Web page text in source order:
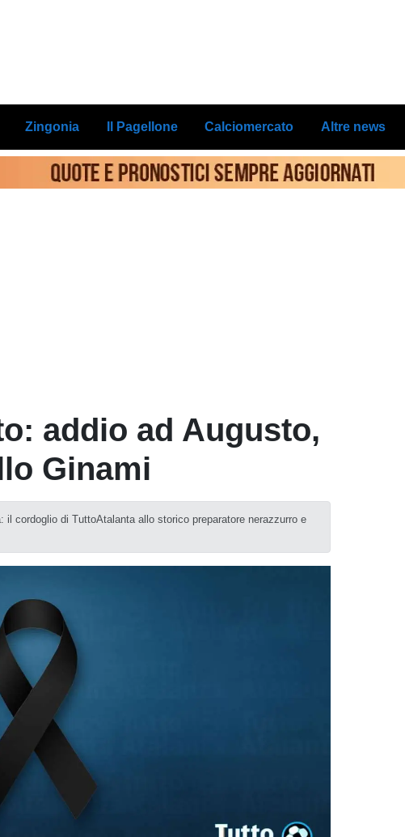
Zingonia Il Pagellone Calciomercato Altre news
addio ad Augusto,
Ginami
il cordoglio di TuttoAtalanta allo storico preparatore nerazzurro e